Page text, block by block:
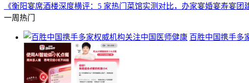
《衡阳宴席酒楼深度横评：5 家热门菜馆实测对比，办家宴婚宴寿宴团
一周热门
百胜中国携手多